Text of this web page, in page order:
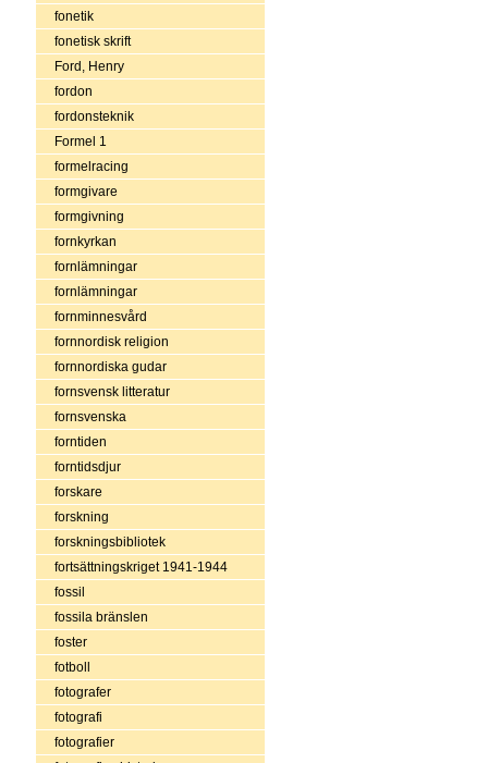
fonetik
fonetisk skrift
Ford, Henry
fordon
fordonsteknik
Formel 1
formelracing
formgivare
formgivning
fornkyrkan
fornlämningar
fornlämningar
fornminnesvård
fornnordisk religion
fornnordiska gudar
fornsvensk litteratur
fornsvenska
forntiden
forntidsdjur
forskare
forskning
forskningsbibliotek
fortsättningskriget 1941-1944
fossil
fossila bränslen
foster
fotboll
fotografer
fotografi
fotografier